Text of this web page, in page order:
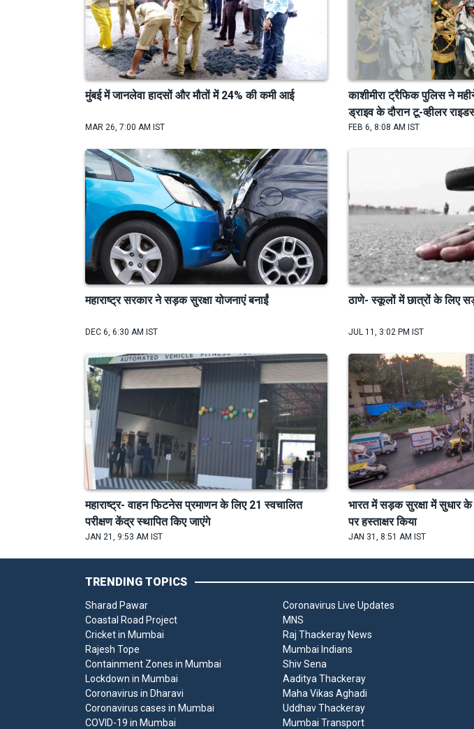
मुंबई में जानलेवा हादसों और मौतों में 24% की कमी आई
MAR 26, 7:00 AM IST
काशीमीरा ट्रैफिक पुलिस ने
ड्राइव के दौरान टू-व्हीलर
FEB 6, 8:08 AM IST
महाराष्ट्र सरकार ने सड़क सुरक्षा योजनाएं बनाईं
DEC 6, 6:30 AM IST
ठाणे- स्कूलों में छात्रों के लिए
JUL 11, 3:02 PM IST
महाराष्ट्र- वाहन फिटनेस प्रमाणन के लिए 21 स्वचालित
परीक्षण केंद्र स्थापित किए जाएंगे
JAN 21, 9:53 AM IST
भारत में सड़क सुरक्षा में सुधार के
पर हस्ताक्षर किया
JAN 31, 8:51 AM IST
TRENDING TOPICS
Sharad Pawar
Coastal Road Project
Cricket in Mumbai
Rajesh Tope
Containment Zones in Mumbai
Lockdown in Mumbai
Coronavirus in Dharavi
Coronavirus cases in Mumbai
COVID-19 in Mumbai
Coronavirus Live Updates
MNS
Raj Thackeray News
Mumbai Indians
Shiv Sena
Aaditya Thackeray
Maha Vikas Aghadi
Uddhav Thackeray
Mumbai Transport